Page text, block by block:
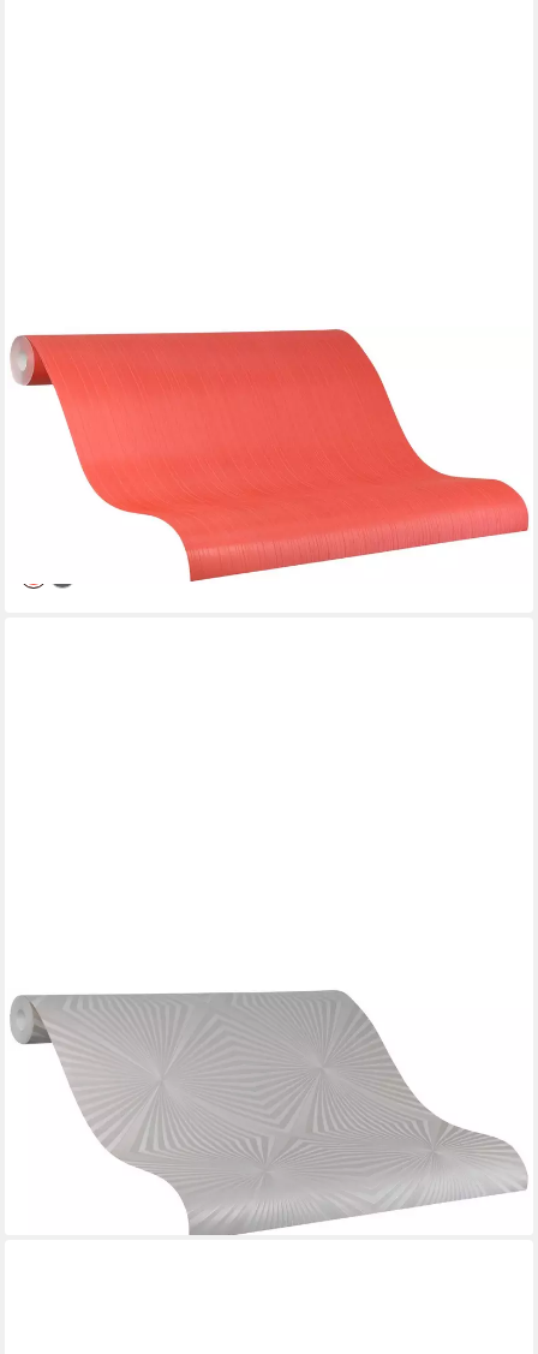
GLÖÖCKLER
Vliestapete, Streifen, schimmernd, längsgestreift, (1 St),
moderne Tapete für Wohnzimmer Schlafzimmer Küche
54,91 €
(7,80 €/ 1 qm)
lieferbar - in 3-4 Werktagen bei dir
GLÖÖCKLER
Vliestapete, schimmernd, Motiv, (1 St), moderne Tapete für
Wohnzimmer Schlafzimmer Küche
56,94 €
110,95 €
(8,09 €/ 1 qm)
lieferbar - in 3-4 Werktagen bei dir